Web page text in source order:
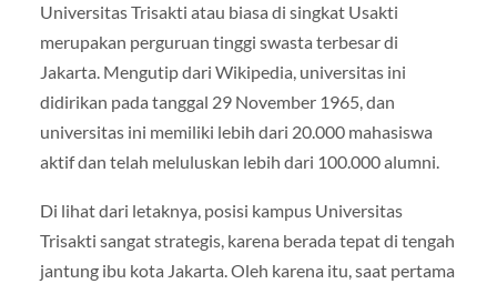
Universitas Trisakti atau biasa di singkat Usakti
merupakan perguruan tinggi swasta terbesar di
Jakarta. Mengutip dari Wikipedia, universitas ini
didirikan pada tanggal 29 November 1965, dan
universitas ini memiliki lebih dari 20.000 mahasiswa
aktif dan telah meluluskan lebih dari 100.000 alumni.
Di lihat dari letaknya, posisi kampus Universitas
Trisakti sangat strategis, karena berada tepat di tengah
jantung ibu kota Jakarta. Oleh karena itu, saat pertama